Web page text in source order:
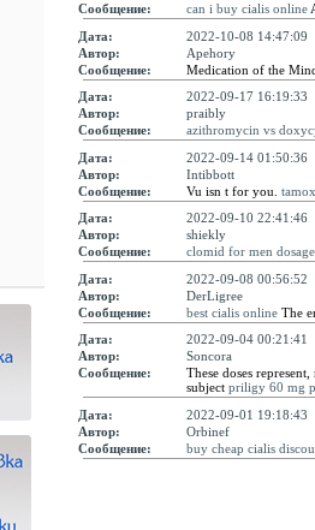
Сообщение:
can i buy cialis online
Дата:
2022-10-08 14:47:09
Автор:
Apehory
Сообщение:
Medication of the
Дата:
2022-09-17 16:19:33
Автор:
praibly
Сообщение:
azithromycin vs
Дата:
2022-09-14 01:50:36
Автор:
Intibbott
Сообщение:
Vu isn t for you.
Дата:
2022-09-10 22:41:46
Автор:
shiekly
Сообщение:
clomid for men dosage
Дата:
2022-09-08 00:56:52
Автор:
DerLigree
Сообщение:
best cialis online The
Дата:
2022-09-04 00:21:41
Автор:
Soncora
Сообщение:
These doses
subject priligy 60 mg
Дата:
2022-09-01 19:18:43
Автор:
Orbinef
Сообщение:
buy cheap cialis